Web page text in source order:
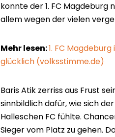
konnte der 1. FC Magdeburg
allem wegen der vielen
Mehr lesen:1. FC
glücklich (volksstimme.de)
Baris Atik zerriss aus Frust
sinnbildlich dafür, wie sich
Halleschen FC fühlte.
Sieger vom Platz zu gehen.